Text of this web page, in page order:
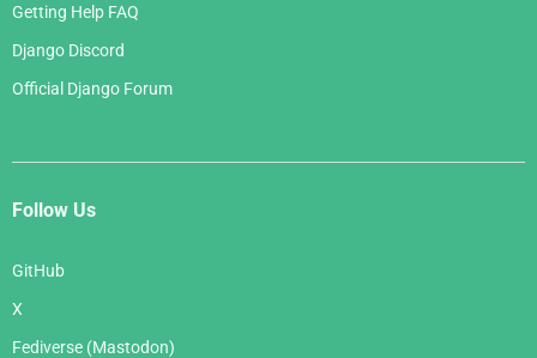
Getting Help FAQ
Django Discord
Official Django Forum
Follow Us
GitHub
X
Fediverse (Mastodon)